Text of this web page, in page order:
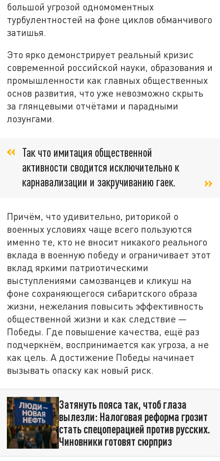
большой угрозой одномоментных
турбулентностей на фоне циклов обманчивого
затишья.
Это ярко демонстрирует реальный кризис
современной российской науки, образования и
промышленности как главных общественных
основ развития, что уже невозможно скрыть
за глянцевыми отчётами и парадными
лозунгами.
Так что имитация общественной
активности сводится исключительно к
карнавализации и закручиванию гаек.
Причём, что удивительно, риторикой о
военных условиях чаще всего пользуются
именно те, кто не вносит никакого реального
вклада в военную победу и ограничивает этот
вклад яркими патриотическими
выступлениями самозванцев и кликуш на
фоне сохраняющегося сибаритского образа
жизни, нежелания повысить эффективность
общественной жизни и как следствие —
Победы. Где повышение качества, ещё раз
подчеркнём, воспринимается как угроза, а не
как цель. А достижение Победы начинает
вызывать опаску как новый риск.
Затянуть пояса так, чтоб глаза
вылезли: Налоговая реформа грозит
стать спецоперацией против русских.
Чиновники готовят сюрприз